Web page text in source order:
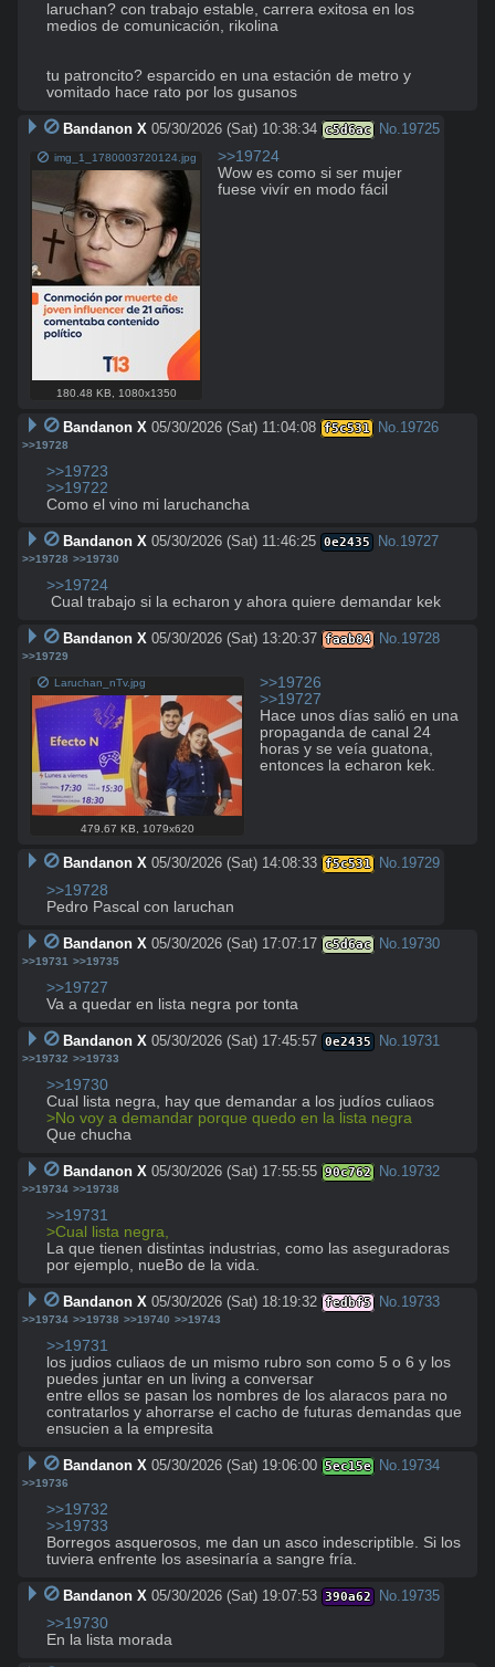
laruchan? con trabajo estable, carrera exitosa en los
medios de comunicación, rikolina
tu patroncito? esparcido en una estación de metro y
vomitado hace rato por los gusanos
Bandanon X 05/30/2026 (Sat) 10:38:34 c5d6ac No.19725
img_1_1780003720124.jpg
180.48 KB 1080x1350
>>19724
Wow es como si ser mujer
fuese vivír en modo fácil
Bandanon X 05/30/2026 (Sat) 11:04:08 f5c531 No. 19726
>>19728
>>19723
>>19722
Como el vino mi laruchancha
Bandanon X 05/30/2026 (Sat) 11:46:25 0e2435 No. 19727
>>19728 >>19730
>>19724
Cual trabajo si la echaron y ahora quiere demandar kek
Bandanon X 05/30/2026 (Sat) 13:20:37 faab84 No. 19728
>>19729
Laruchan_nTv.jpg
479.67 KB 1079x620
>>19726
>>19727
Hace unos días salió en una
propaganda de canal 24
horas y se veía guatona,
entonces la echaron kek.
Bandanon X 05/30/2026 (Sat) 14:08:33 f5c531 No.19729
>>19728
Pedro Pascal con laruchan
Bandanon X 05/30/2026 (Sat) 17:07:17 c5d6ac No.19730
>>19731 >>19735
>>19727
Va a quedar en lista negra por tonta
Bandanon X 05/30/2026 (Sat) 17:45:57 0e2435 No.19731
>>19732 >>19733
>>19730
>No voy a demandar porque quedo en la lista negra
Que chucha
Bandanon X 05/30/2026 (Sat) 17:55:55 90c762 No.19732
>>19734 >>19738
>>19731
>Cual lista negra,
La que tienen distintas industrias, como las aseguradoras
por ejemplo, nueBo de la vida.
Bandanon X 05/30/2026 (Sat) 18:19:32 fedbf5 No.19733
>>19734 >>19738 >>19740 >>19743
>>19731
los judios culiaos de un mismo rubro son como 5 o 6 y los
puedes juntar en un living a conversar
entre ellos se pasan los nombres de los alaracos para no
contratarlos y ahorrarse el cacho de futuras demandas que
ensucien a la empresita
Bandanon X 05/30/2026 (Sat) 19:06:00 5ec15e No.19734
>>19736
>>19732
>>19733
Borregos asquerosos, me dan un asco indescriptible. Si los
tuviera enfrente los asesinaría a sangre fría.
Bandanon X 05/30/2026 (Sat) 19:07:53 390a62 No.19735
>>19730
En la lista morada